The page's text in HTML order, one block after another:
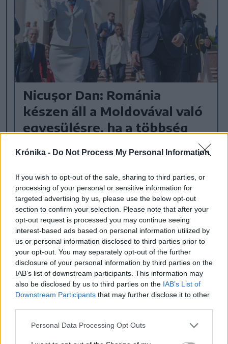
Krónika - Do Not Process My Personal Information
If you wish to opt-out of the sale, sharing to third parties, or
processing of your personal or sensitive information for
targeted advertising by us, please use the below opt-out
section to confirm your selection. Please note that after your
opt-out request is processed you may continue seeing
interest-based ads based on personal information utilized by
us or personal information disclosed to third parties prior to
your opt-out. You may separately opt-out of the further
disclosure of your personal information by third parties on the
IAB’s list of downstream participants. This information may
also be disclosed by us to third parties on the IAB’s List of
Downstream Participants that may further disclose it to other
Personal Data Processing Opt Outs
Nicuşor Dan: Románia
készen áll a Moldovával való
egyesülésre, ha a többség
egyesülésre, ha a Moldovai Köztársaság
polgárai ezt kívánják, és ha többség
támogatja ezt a tervet – jelentette ki
Nicuşor Dan román államfő.
Moldova Köztársaság
egyesülés
Románia